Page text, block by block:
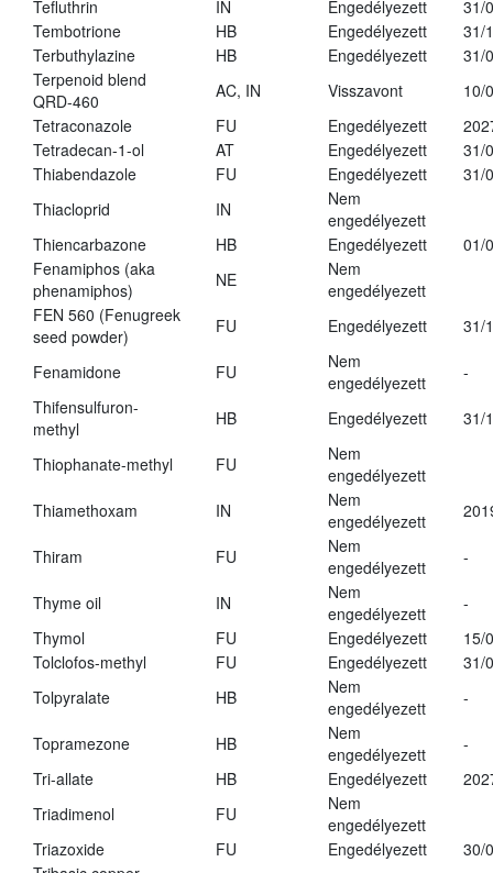
Tefluthrin
IN Engedélyezett
31/
Tembotrione
HB Engedélyezett
31/
Terbuthylazine
HB Engedélyezett
31/
Terpenoid blend
QRD-460
AC, IN Visszavont
10/
Tetraconazole
FU Engedélyezett
Tetradecan-1-ol
AT Engedélyezett
31/
Thiabendazole
FU Engedélyezett
31/
Thiacloprid
IN
Nem
engedélyezett
Thiencarbazone
HB Engedélyezett
01/
Fenamiphos (aka
phenamiphos)
NE
Nem
engedélyezett
FEN 560 (Fenugreek
seed powder)
FU Engedélyezett 31/
Fenamidone FU
Nem
engedélyezett
-
Thifensulfuron-
methyl
HB Engedélyezett 31/
Thiophanate-methyl FU
Nem
engedélyezett
Thiamethoxam
IN
Nem
engedélyezett
Thiram FU
Nem
engedélyezett
-
Thyme oil IN
Nem
engedélyezett
-
Thymol
FU Engedélyezett
15/
Tolclofos-methyl
FU Engedélyezett
31/
Tolpyralate
HB
Nem
engedélyezett
-
Topramezone HB
Nem
engedélyezett
-
Tri-allate
HB Engedélyezett
Triadimenol
FU
Nem
engedélyezett
Triazoxide
FU Engedélyezett
30/